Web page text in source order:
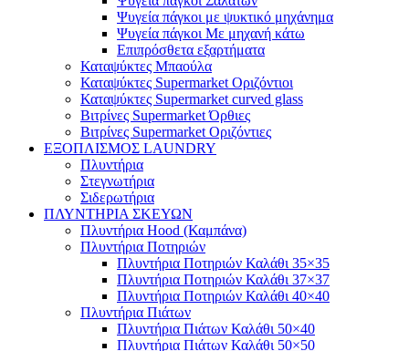
Ψυγεία πάγκοι με ψυκτικό μηχάνημα
Ψυγεία πάγκοι Με μηχανή κάτω
Επιπρόσθετα εξαρτήματα
Καταψύκτες Μπαούλα
Καταψύκτες Supermarket Οριζόντιοι
Καταψύκτες Supermarket curved glass
Βιτρίνες Supermarket Όρθιες
Βιτρίνες Supermarket Οριζόντιες
ΕΞΟΠΛΙΣΜΟΣ LAUNDRY
Πλυντήρια
Στεγνωτήρια
Σιδερωτήρια
ΠΛΥΝΤΗΡΙΑ ΣΚΕΥΩΝ
Πλυντήρια Hood (Καμπάνα)
Πλυντήρια Ποτηριών
Πλυντήρια Ποτηριών Καλάθι 35×35
Πλυντήρια Ποτηριών Καλάθι 37×37
Πλυντήρια Ποτηριών Καλάθι 40×40
Πλυντήρια Πιάτων
Πλυντήρια Πιάτων Καλάθι 50×40
Πλυντήρια Πιάτων Καλάθι 50×50